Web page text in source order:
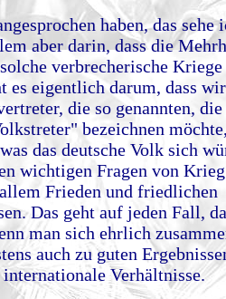
haben, das sehe
aber darin, dass die
verbrecherische Kriege
es eigentlich darum, dass
die so genannten,
bezeichnen
das deutsche Volk sich
wichtigen Fragen von
Frieden und friedlichen
Das geht auf jeden Fall,
man sich ehrlich
auch zu guten
Verhältnisse.